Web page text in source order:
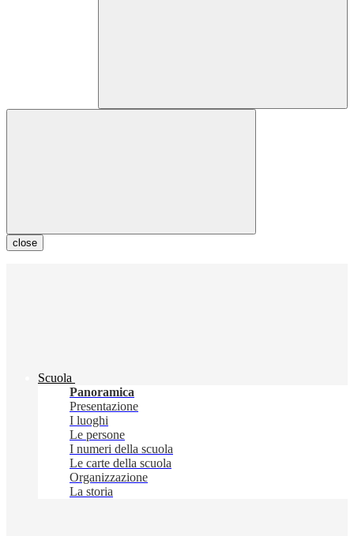
close
Scuola
Panoramica
Presentazione
I luoghi
Le persone
I numeri della scuola
Le carte della scuola
Organizzazione
La storia